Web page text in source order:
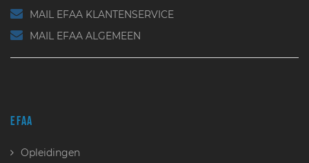
MAIL EFAA KLANTENSERVICE
MAIL EFAA ALGEMEEN
EFAA
Opleidingen